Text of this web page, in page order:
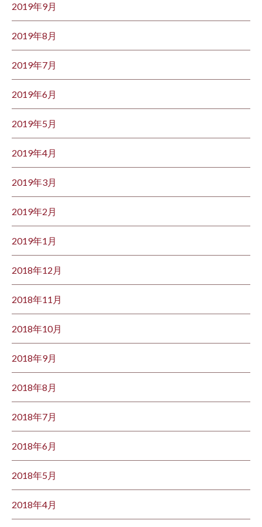
2019年9月
2019年8月
2019年7月
2019年6月
2019年5月
2019年4月
2019年3月
2019年2月
2019年1月
2018年12月
2018年11月
2018年10月
2018年9月
2018年8月
2018年7月
2018年6月
2018年5月
2018年4月